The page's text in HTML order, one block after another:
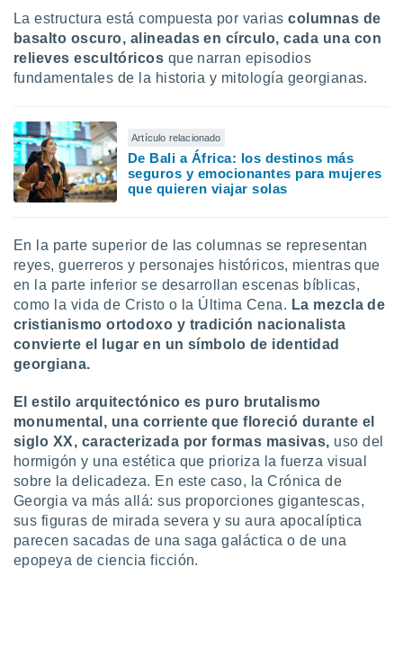
uso de
la
contenido
medir el
de la
de
o a través
de
de
de
uso de
e
mediante
publicidad
publicidad
La estructura está compuesta por variascolumnas de
basalto oscuro, alineadas en círculo, cada una con
relieves escultóricos que narran episodios
fundamentales de la historia y mitología georgianas.
Artículo relacionado
De Bali a África: los destinos más
seguros y emocionantes para mujeres
que quieren viajar solas
En la parte superior de las columnas se representan
reyes, guerreros y personajes históricos, mientras que
en la parte inferior se desarrollan escenas bíblicas,
como la vida de Cristo o la Última Cena. La mezcla de
cristianismo ortodoxo y tradición nacionalista
convierte el lugar en un símbolo de identidad
georgiana.
El estilo arquitectónico es puro brutalismo
monumental, una corriente que floreció durante el
siglo XX, caracterizada por formas masivas, uso del
hormigón y una estética que prioriza la fuerza visual
sobre la delicadeza. En este caso, la Crónica de
Georgia va más allá: sus proporciones gigantescas,
sus figuras de mirada severa y su aura apocalíptica
parecen sacadas de una saga galáctica o de una
epopeya de ciencia ficción.